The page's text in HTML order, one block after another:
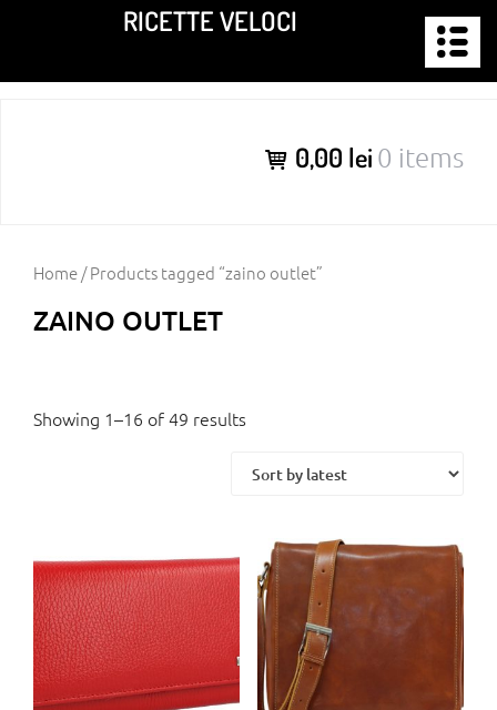
content
RICETTE VELOCI
0,00 lei 0 items
Home/ Products tagged “zaino outlet”
ZAINO OUTLET
Showing 1–16 of 49 results